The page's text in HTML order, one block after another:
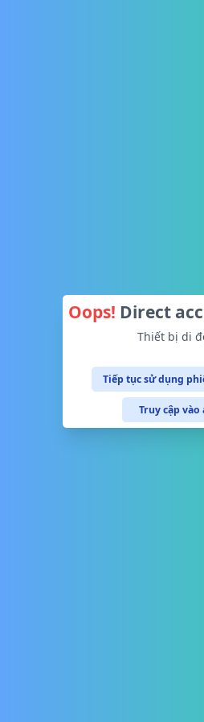
Oops! Direct
Thiết bị di
Tiếp tục sử dụng
Truy cập vào